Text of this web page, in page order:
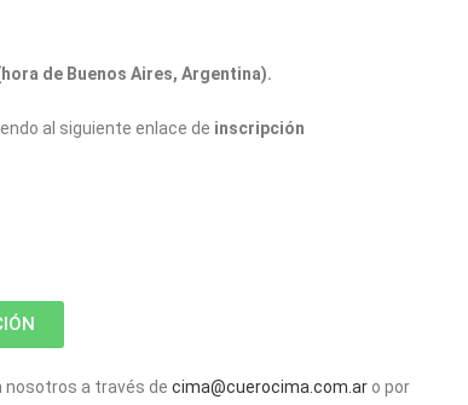
de Buenos Aires, Argentina).
al siguiente enlace de inscripción
nosotros a través de cima@cuerocima.com.ar o por